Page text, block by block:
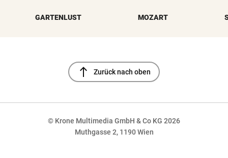
GARTENLUST MOZART
north Zurück nach oben
© Krone Multimedia GmbH & Co KG 2026
Muthgasse 2, 1190 Wien